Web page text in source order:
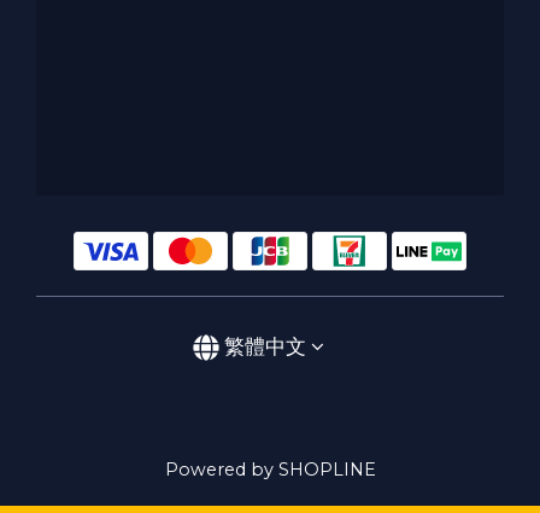
繁體中文
Powered by SHOPLINE